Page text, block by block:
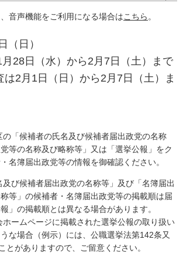
音声機能をご利用になる場合はこちら 。
（日）
28日（水）から2月7日（土）まで
1日（日）から2月7日（土）ま
「候補者の氏名及び候補者届出政党の名称
等の名称及び略称等」又は「選挙公報」をク
名簿届出政党等の情報を御確認ください。
び候補者届出政党の名称等」及び「名簿届出
等」の候補者・名簿届出政党等の掲載順は届
」の掲載順とは異なる場合があります。
ームページに掲載された選挙公報の取り扱い
な場合（例示）には、公職選挙法第142条又
とがありますので、ご留意ください。